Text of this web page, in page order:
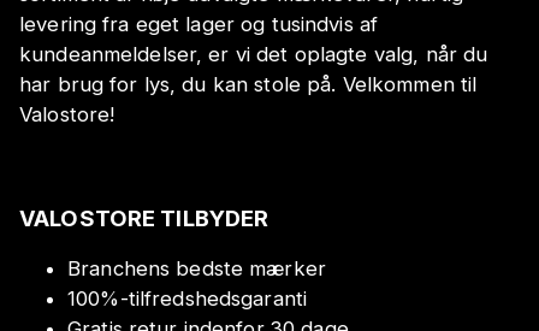
levering fra eget lager og tusindvis af
kundeanmeldelser, er vi det oplagte valg, når du
har brug for lys, du kan stole på. Velkommen til
Valostore!
VALOSTORE TILBYDER
Branchens bedste mærker
100%-tilfredshedsgaranti